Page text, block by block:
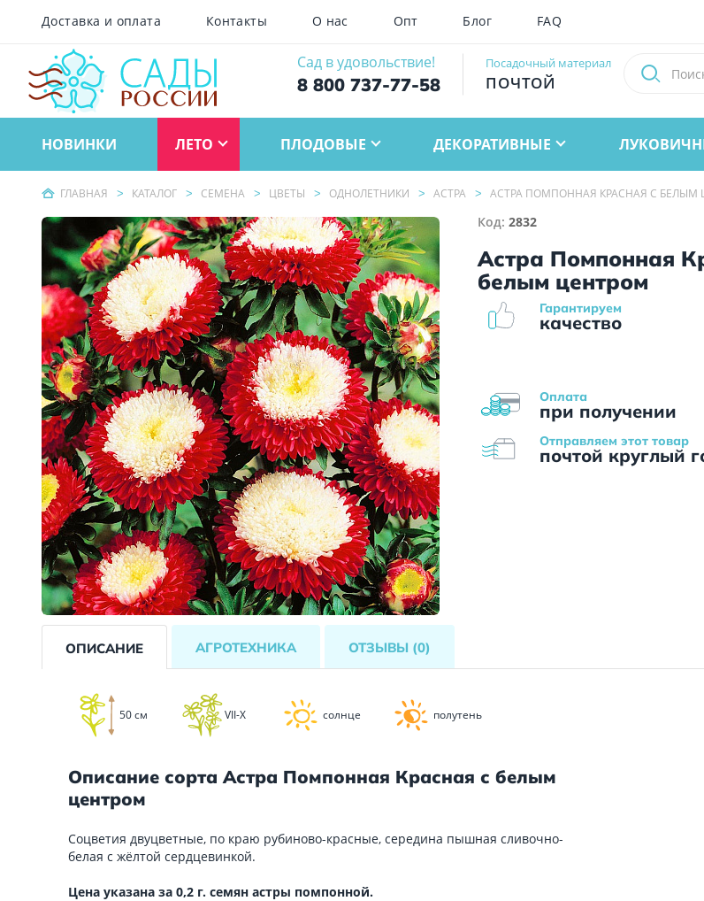
Доставка и оплата Контакты О нас Опт Блог FAQ
Сад в удовольствие!
8 800 737-77-58
Посадочный материал
ПОЧТОЙ
НОВИНКИ ЛЕТО ПЛОДОВЫЕ ДЕКОРАТИВНЫЕ
ГЛАВНАЯ КАТАЛОГ СЕМЕНА ЦВЕТЫ ОДНОЛЕТНИКИ АСТРА АСТРА ПОМПОННАЯ КРАСНАЯ С БЕЛЫМ
Код:2832
Астра Помпонная
белым центром
Оплата
при получении
Гарантируем
качество
Отправляем этот товар
почтой круглый
ОПИСАНИЕ АГРОТЕХНИКА ОТЗЫВЫ (0)
50 см VII-X солнце полутень
Описание сорта Астра Помпонная Красная с белым
центром
Соцветия двуцветные, по краю рубиново-красные, середина пышная сливочно-
белая с жёлтой сердцевинкой.
Цена указана за 0,2 г. семян астры помпонной.